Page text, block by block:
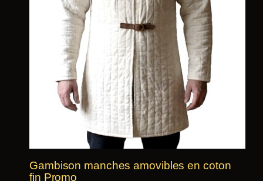
Gambison manches amovibles en coton
fin Promo